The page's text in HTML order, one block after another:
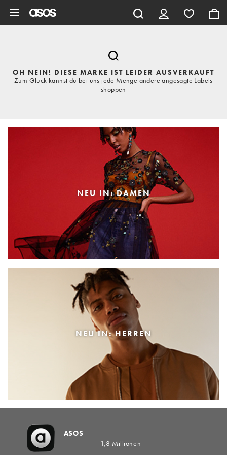
OH NEIN! DIESE MARKE IST LEIDER AUSVERKAUFT
Zum Glück kannst du bei uns jede Menge andere angesagte Labels
shoppen
NEU IN: DAMEN
NEU IN: HERREN
ASOS
1,8 Millionen